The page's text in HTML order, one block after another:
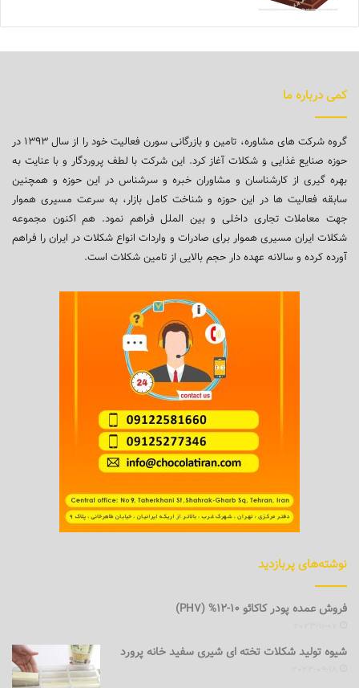
کمی درباره ما
گروه شرکت های مشاوره، تامین و بازرگانی سورن فعالیت خود را از سال ۱۳۹۳ در
حوزه صنایع غذایی و شکلات آغاز کرد. این شرکت با لطف پروردگار و با عنایت به
بهره گیری از کارشناسان و مشاوران خبره و سرشناس در این حوزه و همچنین
سابقه فعالیت ها در این حوزه و شناخت کامل بازار، به سرعت مسیری هموار
جهت معاملات تجاری داخلی و بین الملل فراهم نمود. هم اکنون مجموعه
شکلات ایران مسیری هموار برای صادرات و واردات انواع شکلات در ایران را فراهم
آورده کرده و سالانه عهده دار حجم بالایی از تامین شکلات است.
نوشته‌های پربازدید
فروش عمده پودر کاکائو 10-12% (PH7)
شیوه تولید شکلات تخته ای شیری سفید خانه پرورد